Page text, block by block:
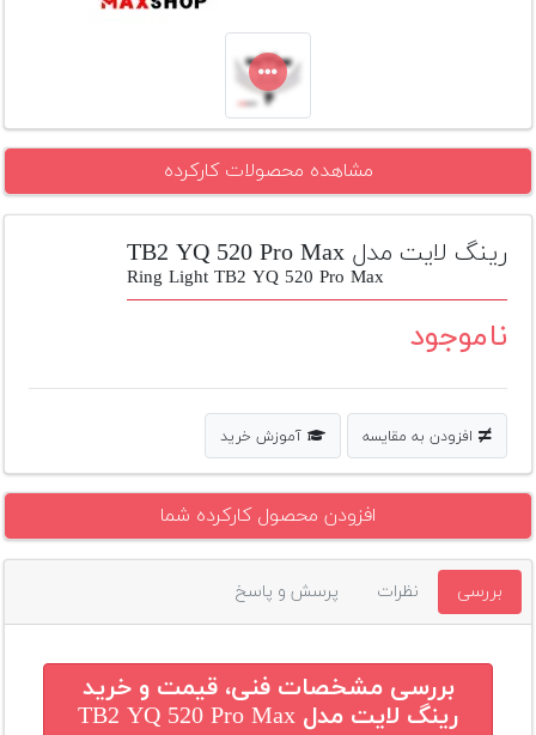
افزودن
دست
دوم
لیست
قیمت
دوربین
مشاهده محصولات کارکرده
رینگ لایت مدل TB2 YQ 520 Pro Max
Ring Light TB2 YQ 520 Pro Max
ناموجود
افزودن به مقایسه آموزش خرید
افزودن محصول کارکرده شما
بررسی نظرات پرسش و پاسخ
بررسی مشخصات فنی، قیمت و خرید
رینگ لایت مدل TB2 YQ 520 Pro Max